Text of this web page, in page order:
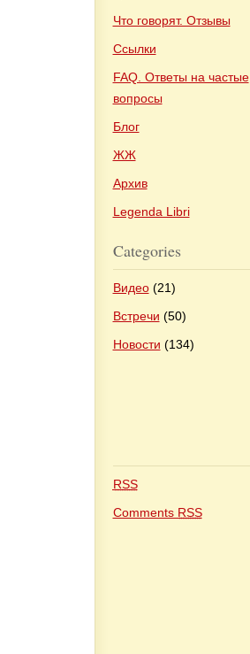
Что говорят. Отзывы
Ссылки
FAQ. Ответы на частые
вопросы
Блог
ЖЖ
Архив
Legenda Libri
Categories
Видео(21)
Встречи (50)
Новости (134)
RSS
Comments RSS